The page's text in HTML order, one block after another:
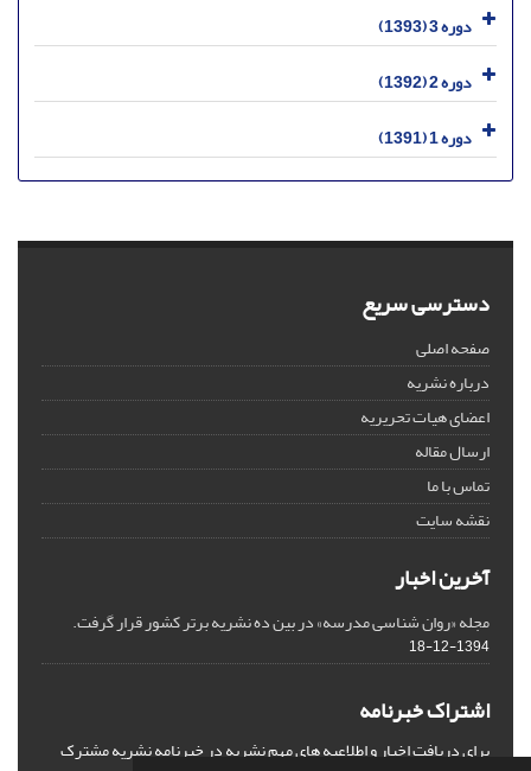
دوره 3 (1393)
دوره 2 (1392)
دوره 1 (1391)
دسترسی سریع
صفحه اصلی
درباره نشریه
اعضای هیات تحریریه
ارسال مقاله
تماس با ما
نقشه سایت
آخرین اخبار
مجله «روان شناسی مدرسه» در بین ده نشریه برتر کشور قرار گرفت.
1394-12-18
اشتراک خبرنامه
برای دریافت اخبار و اطلاعیه های مهم نشریه در خبرنامه نشریه مشترک